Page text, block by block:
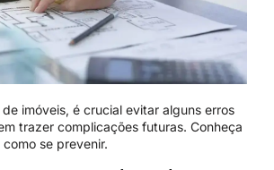
imóveis, é crucial evitar alguns erros
trazer complicações futuras. Conheça
se prevenir.